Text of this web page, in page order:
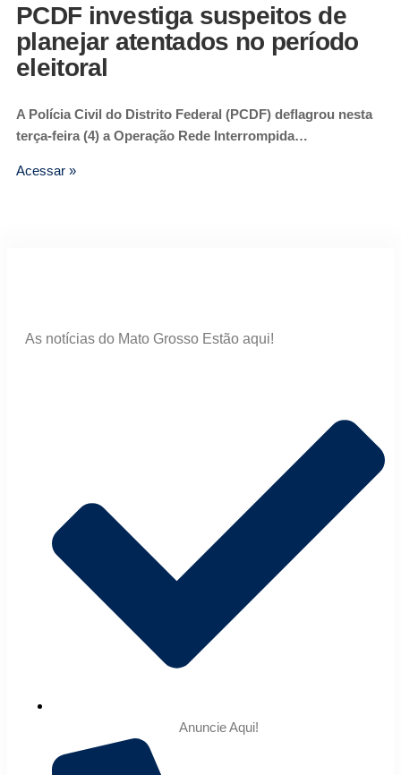
PCDF investiga suspeitos de
planejar atentados no período
eleitoral
A Polícia Civil do Distrito Federal (PCDF) deflagrou nesta
terça-feira (4) a Operação Rede Interrompida…
Acessar »
As notícias do Mato Grosso Estão aqui!
Anuncie Aqui!